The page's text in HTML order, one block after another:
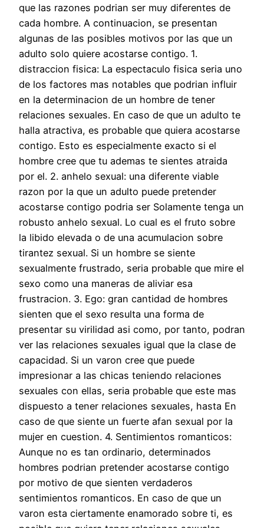
que las razones podri­an ser muy diferentes de
cada hombre. A continuacion, se presentan
algunas de las posibles motivos por las que un
adulto solo quiere acostarse contigo. 1.
distraccion fisica: La espectaculo fisica seri­a uno
de los factores mas notables que podri­an influir
en la determinacion de un hombre de tener
relaciones sexuales. En caso de que un adulto te
halla atractiva, es probable que quiera acostarse
contigo. Esto es especialmente exacto si el
hombre cree que tu ademas te sientes atraida
por el. 2. anhelo sexual: una diferente viable
razon por la que un adulto puede pretender
acostarse contigo podri­a ser Solamente tenga un
robusto anhelo sexual. Lo cual es el fruto sobre
la libido elevada o de una acumulacion sobre
tirantez sexual. Si un hombre se siente
sexualmente frustrado, seri­a probable que mire el
sexo como una maneras de aliviar esa
frustracion. 3. Ego: gran cantidad de hombres
sienten que el sexo resulta una forma de
presentar su virilidad asi­ como, por tanto, podran
ver las relaciones sexuales igual que la clase de
capacidad. Si un varon cree que puede
impresionar a las chicas teniendo relaciones
sexuales con ellas, seri­a probable que este mas
dispuesto a tener relaciones sexuales, hasta En
caso de que siente un fuerte afan sexual por la
mujer en cuestion. 4. Sentimientos romanticos:
Aunque no es tan ordinario, determinados
hombres podri­an pretender acostarse contigo
por motivo de que sienten verdaderos
sentimientos romanticos. En caso de que un
varon esta ciertamente enamorado sobre ti, es